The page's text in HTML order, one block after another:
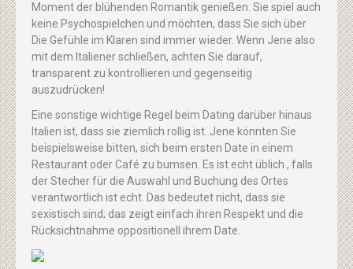
Moment der blühenden Romantik genießen. Sie spiel auch
keine Psychospielchen und möchten, dass Sie sich über
Die Gefühle im Klaren sind immer wieder. Wenn Jene also
mit dem Italiener schließen, achten Sie darauf,
transparent zu kontrollieren und gegenseitig
auszudrücken!
Eine sonstige wichtige Regel beim Dating darüber hinaus
Italien ist, dass sie ziemlich rollig ist. Jene könnten Sie
beispielsweise bitten, sich beim ersten Date in einem
Restaurant oder Café zu bumsen. Es ist echt üblich , falls
der Stecher für die Auswahl und Buchung des Ortes
verantwortlich ist echt. Das bedeutet nicht, dass sie
sexistisch sind; das zeigt einfach ihren Respekt und die
Rücksichtnahme oppositionell ihrem Date.